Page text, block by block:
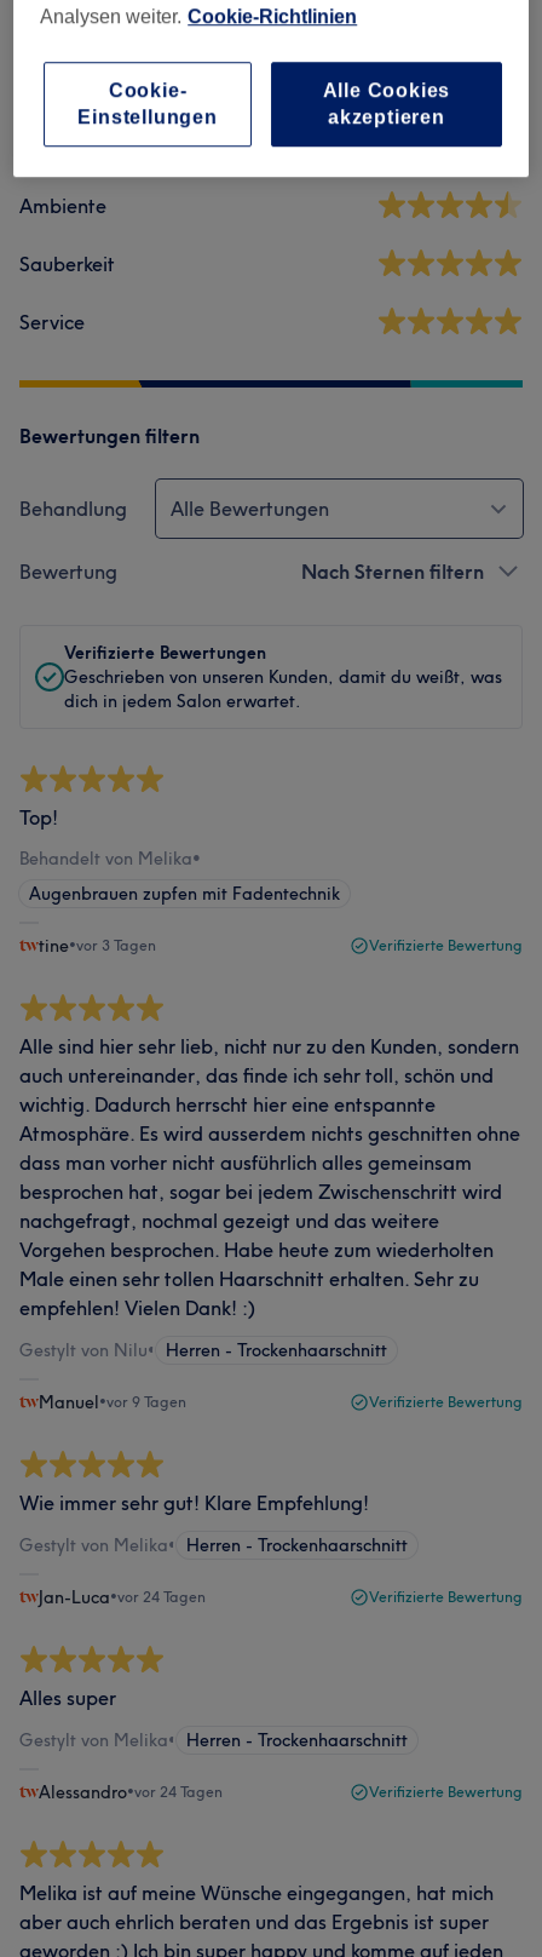
Salonbewertungen
4,7 444 Bewertungen
Ambiente
Sauberkeit
Service
Bewertungen filtern
Behandlung Alle Bewertungen
Bewertung Nach Sternen filtern
Verifizierte Bewertungen
Geschrieben von unseren Kunden, damit du weißt, was
dich in jedem Salon erwartet.
Top!
Behandelt von Melika•
Augenbrauen zupfen mit Fadentechnik
tine•vor 3 Tagen Verifizierte Bewertung
Alle sind hier sehr lieb, nicht nur zu den Kunden, sondern
auch untereinander, das finde ich sehr toll, schön und
wichtig. Dadurch herrscht hier eine entspannte
Atmosphäre. Es wird ausserdem nichts geschnitten ohne
dass man vorher nicht ausführlich alles gemeinsam
besprochen hat, sogar bei jedem Zwischenschritt wird
nachgefragt, nochmal gezeigt und das weitere
Vorgehen besprochen. Habe heute zum wiederholten
Male einen sehr tollen Haarschnitt erhalten. Sehr zu
empfehlen! Vielen Dank! :)
Gestylt von Nilu• Herren - Trockenhaarschnitt
Manuel•vor 9 Tagen Verifizierte Bewertung
Wie immer sehr gut! Klare Empfehlung!
Gestylt von Melika• Herren - Trockenhaarschnitt
Jan-Luca•vor 24 Tagen Verifizierte Bewertung
Alles super
Gestylt von Melika• Herren - Trockenhaarschnitt
Alessandro•vor 24 Tagen Verifizierte Bewertung
Melika ist auf meine Wünsche eingegangen, hat mich
aber auch ehrlich beraten und das Ergebnis ist super
geworden :) Ich bin super happy und komme auf jeden
Analysen weiter. Cookie-Richtlinien
Cookie-
Einstellungen
Alle Cookies
akzeptieren